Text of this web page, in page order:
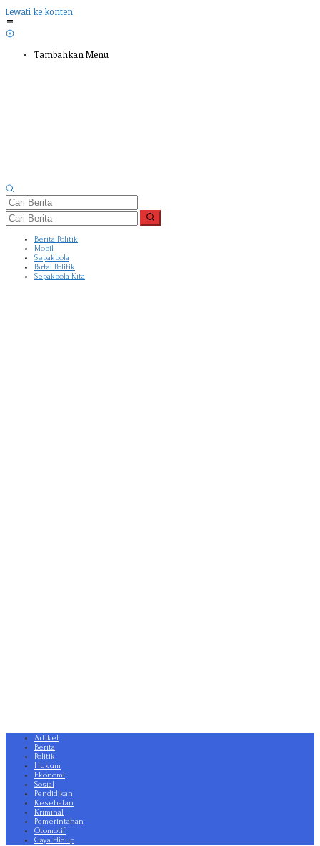
Lewati ke konten
Tambahkan Menu
Berita Politik
Mobil
Sepakbola
Partai Politik
Sepakbola Kita
Artikel
Berita
Politik
Hukum
Ekonomi
Sosial
Pendidikan
Kesehatan
Kriminal
Pemerintahan
Otomotif
Gaya Hidup